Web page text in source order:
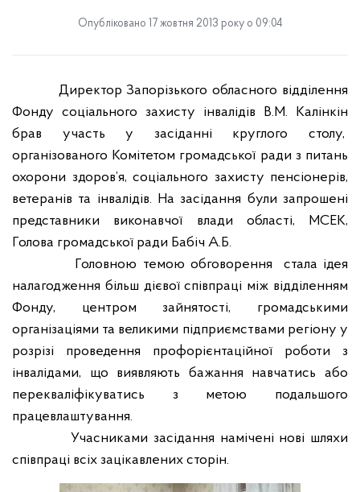
Опубліковано 17 жовтня 2013 року о 09:04
Директор Запорізького обласного відділення
Фонду соціального захисту інвалідів В.М. Калінкін
брав участь у засіданні круглого столу,
організованого Комітетом громадської ради з питань
охорони здоров’я, соціального захисту пенсіонерів,
ветеранів та інвалідів. На засідання були запрошені
представники виконавчої влади області, МСЕК,
Голова громадської ради Бабіч А.Б.
Головною темою обговорення
стала ідея
налагодження більш дієвої співпраці між відділенням
Фонду, центром зайнятості, громадськими
організаціями та великими підприємствами регіону у
розрізі проведення профорієнтаційної роботи з
інвалідами, що виявляють бажання навчатись або
перекваліфікуватись з метою подальшого
працевлаштування.
Учасниками засідання намічені нові шляхи
співпраці всіх зацікавлених сторін.